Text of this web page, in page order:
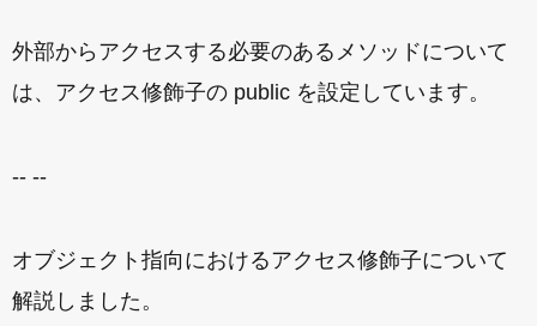
外部からアクセスする必要のあるメソッドについて
は、アクセス修飾子の public を設定しています。
-- --
オブジェクト指向におけるアクセス修飾子について
解説しました。